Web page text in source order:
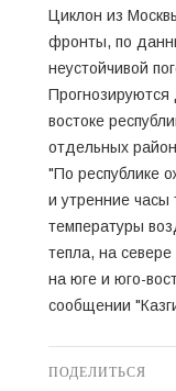
Циклон из
фронты, по
неустойчивой
востоке
отдельных
"По республике
и утренние часы
температуры
тепла, на
на юге и юго-
сообщении
ПОДЕЛИТЬСЯ